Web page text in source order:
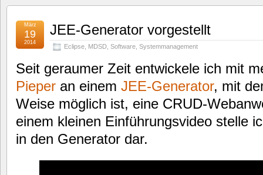
JEE-Generator vorgestellt
Eclipse MDSD Software Systemmanagement
März
19
2014
Seit geraumer Zeit entwickele ich mit
Pieper an einem JEE-Generator, mit
Weise möglich ist, eine CRUD-
einem kleinen Einführungsvideo stelle
in den Generator dar.